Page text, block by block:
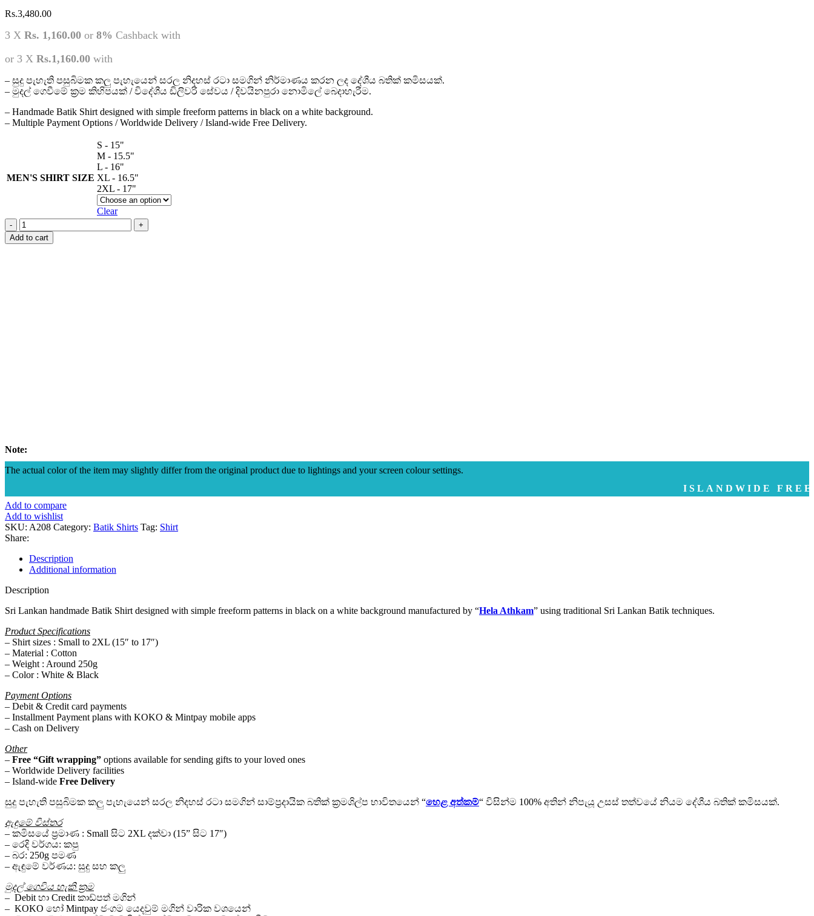
Rs.3,480.00
3 X Rs. 1,160.00 or 8% Cashback with
or 3 X Rs.1,160.00 with
– සුදු පැහැති පසුබිමක කලු පැහැයෙන් සරල නිදහස් රටා සමගින් නිර්මාණය කරන ලද දේශීය බතික් කමිසයක්.
– මුදල් ගෙවීමේ ක්‍රම කිහිපයක් / විදේශීය ඩිලිවරි සේවය / දිවයිනපුරා නොමිලේ බෙදාහැරීම.
– Handmade Batik Shirt designed with simple freeform patterns in black on a white background.
– Multiple Payment Options / Worldwide Delivery / Island-wide Free Delivery.
MEN'S SHIRT SIZE
S - 15"
M - 15.5"
L - 16"
XL - 16.5"
2XL - 17"
Clear
Handmade
Batik
Shirt
Add to cart
Note:
The actual color of the item may slightly differ from the original product due to lightings and your screen colour settings.
ISLANDWIDE FREE
Add to compare
Add to wishlist
SKU: A208 Category: Batik Shirts Tag: Shirt
Share:
Description
Additional information
Description
Sri Lankan handmade Batik Shirt designed with simple freeform patterns in black on a white background manufactured by “Hela Athkam” using traditional Sri Lankan Batik techniques.
Product Specifications
– Shirt sizes : Small to 2XL (15″ to 17″)
– Material : Cotton
– Weight : Around 250g
– Color : White & Black
Payment Options
– Debit & Credit card payments
– Installment Payment plans with KOKO & Mintpay mobile apps
– Cash on Delivery
Other
– Free “Gift wrapping” options available for sending gifts to your loved ones
– Worldwide Delivery facilities
– Island-wide Free Delivery
සුදු පැහැති පසුබිමක කලු පැහැයෙන් සරල නිදහස් රටා සමගින් සාම්ප්‍රදායික බතික් ක්‍රමශිල්ප භාවිතයෙන් “හෙළ අත්කම්“ විසින්ම 100% අතින් නිපැයූ උසස් තත්වයේ නියම දේශීය බතික් කමිසයක්.
ඇඳුමේ විස්තර
– කමිසයේ ප්‍රමාණ : Small සිට 2XL දක්වා (15” සිට 17″)
– රෙදි වර්ගය: කපු
– බර: 250g පමණ
– ඇඳුමේ වර්ණය: සුදු සහ කලු
මුදල් ගෙවිය හැකි ක්‍රම
– Debit හා Credit කාඩ්පත් මගින්
– KOKO හෝ Mintpay ජංගම යෙදවුම් මගින් වාරික වශයෙන්